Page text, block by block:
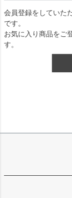
会員登録をしていた
です。
お気に入り商品をご
す。